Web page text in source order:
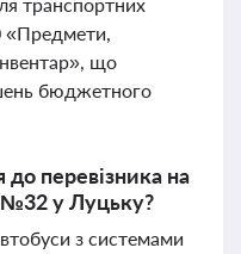
«Предмети,
що
бюджетного
перевізника на
у Луцьку?
з системами